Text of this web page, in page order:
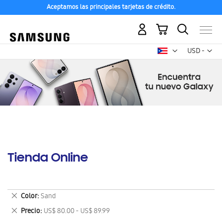
Aceptamos las principales tarjetas de crédito.
USD -
dólar
Mi carrito
Tienda Online
Color Sand
Eliminar
este
artículo
Precio US$ 80.00 - US$ 89.99
Eliminar